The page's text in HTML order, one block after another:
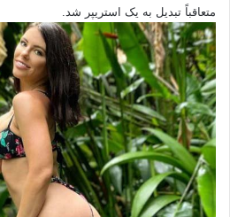
متعاقباً تبدیل به یک استریپر شد.